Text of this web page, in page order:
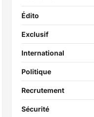
Édito
Exclusif
International
Politique
Recrutement
Sécurité